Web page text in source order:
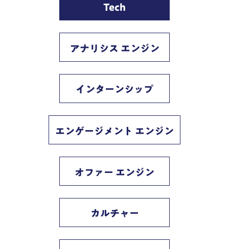
Tech
アナリシス エンジン
インターンシップ
エンゲージメント エンジン
オファー エンジン
カルチャー